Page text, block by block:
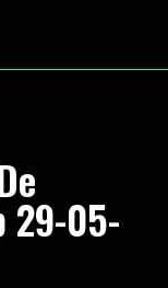
29-05-